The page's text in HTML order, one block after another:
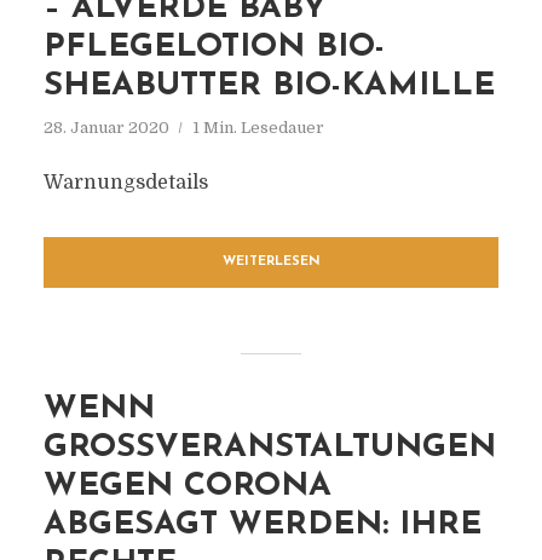
– ALVERDE BABY
PFLEGELOTION BIO-
SHEABUTTER BIO-KAMILLE
28. Januar 2020 1 Min. Lesedauer
Warnungsdetails
WEITERLESEN
WENN
GROSSVERANSTALTUNGEN W
EGEN CORONA A
BGESAGT WERDEN: IHRE R